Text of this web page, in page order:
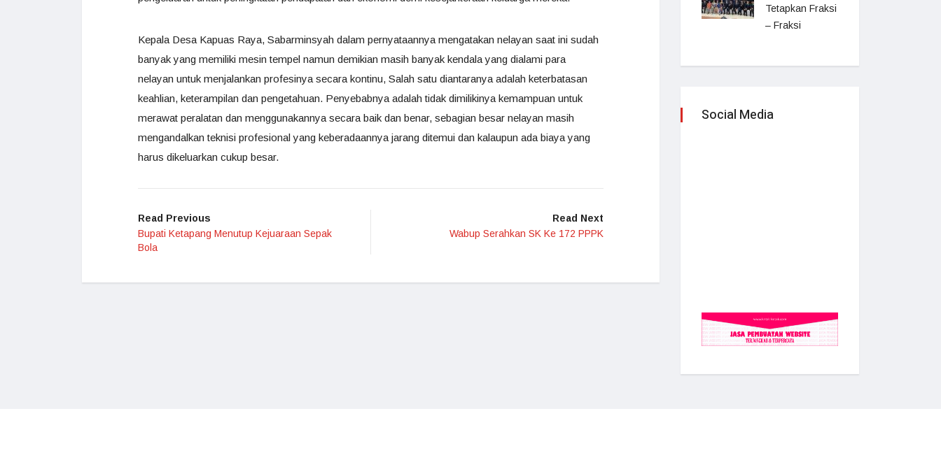
Kepala Desa Kapuas Raya, Sabarminsyah dalam pernyataannya mengatakan nelayan saat ini sudah
banyak yang memiliki mesin tempel namun demikian masih banyak kendala yang dialami para
nelayan untuk menjalankan profesinya secara kontinu, Salah satu diantaranya adalah keterbatasan
keahlian, keterampilan dan pengetahuan. Penyebabnya adalah tidak dimilikinya kemampuan untuk
merawat peralatan dan menggunakannya secara baik dan benar, sebagian besar nelayan masih
mengandalkan teknisi profesional yang keberadaannya jarang ditemui dan kalaupun ada biaya yang
harus dikeluarkan cukup besar.
Read Previous
Bupati Ketapang Menutup Kejuaraan Sepak
Bola
Read Next
Wabup Serahkan SK Ke 172 PPPK
Tetapkan Fraksi
– Fraksi
Social Media